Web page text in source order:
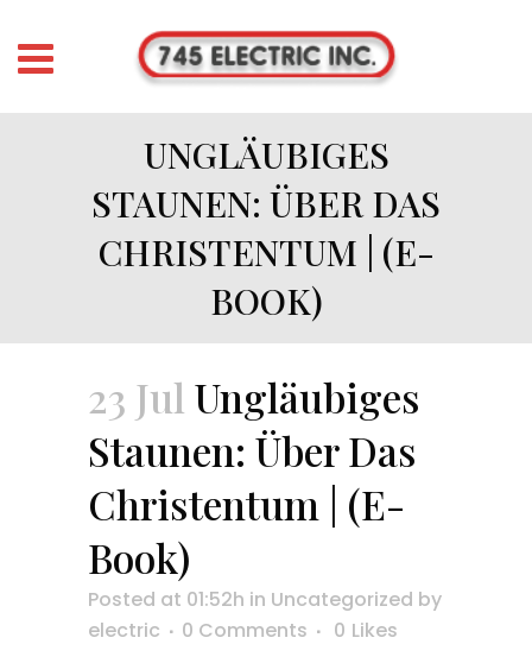
UNGLÄUBIGES
STAUNEN: ÜBER DAS
CHRISTENTUM | (E-
BOOK)
23 Jul Ungläubiges
Staunen: Über Das
Christentum | (E-
Book)
Posted at 01:52h in Uncategorized by
electric
0 Comments 0 Likes